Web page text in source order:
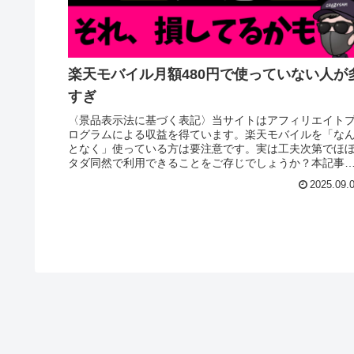
楽天モバイル月額480円で使っていない人が
すぎ
〈景品表示法に基づく表記〉当サイトはアフィリエイト
ログラムによる収益を得ています。楽天モバイルを「なん
となく」使っている方は要注意です。実は工夫次第でほ
タダ同然で利用できることをご存じでしょうか？本記事で